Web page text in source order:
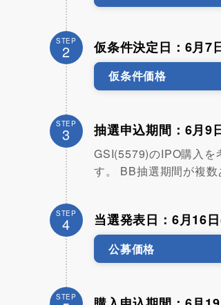
STEP
2 仮条件決定日：6月7
仮条件価格
STEP
3 抽選申込期間：6月9
GSI(5579)のIPO購入を
す。 BB抽選期間が複数
STEP
4 当選発表日：6月16
公募価格
STEP